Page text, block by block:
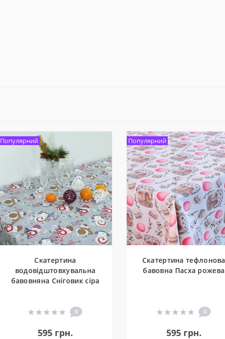
Популярний
Скатертина
водовідштовхувальна
бавовняна Сніговик сіра
0
595 грн.
Популярний
Скатертина тефлонова
бавовна Пасха рожева
0
595 грн.